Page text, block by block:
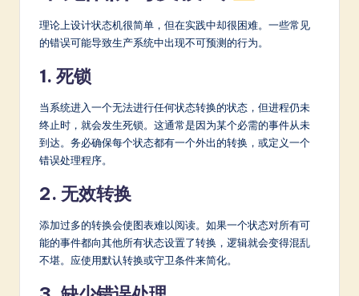
理论上设计状态机很简单，但在实践中却很困难。一些常见
的错误可能导致生产系统中出现不可预测的行为。
1. 死锁
当系统进入一个无法进行任何状态转换的状态，但进程仍未
终止时，就会发生死锁。这通常是因为某个必需的事件从未
到达。务必确保每个状态都有一个外出的转换，或定义一个
错误处理程序。
2. 无效转换
添加过多的转换会使图表难以阅读。如果一个状态对所有可
能的事件都向其他所有状态设置了转换，逻辑就会变得混乱
不堪。应使用默认转换或守卫条件来简化。